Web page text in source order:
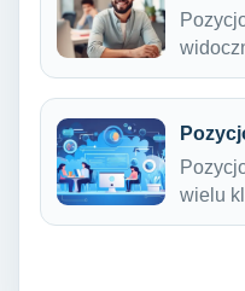
wielu